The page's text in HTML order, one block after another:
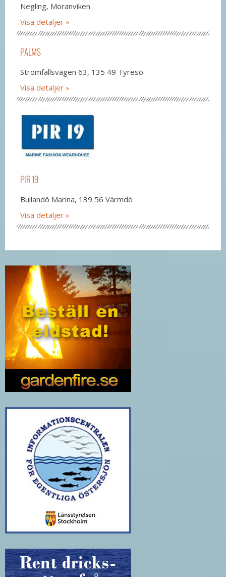
Negling, Moranviken
Visa detaljer
PALMS
Strömfallsvägen 63, 135 49 Tyresö
Visa detaljer
PIR 19
Bullandö Marina, 139 56 Värmdö
Visa detaljer